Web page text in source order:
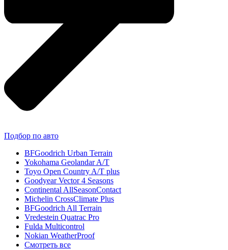
Подбор по авто
BFGoodrich Urban Terrain
Yokohama Geolandar A/T
Toyo Open Country A/T plus
Goodyear Vector 4 Seasons
Continental AllSeasonContact
Michelin CrossClimate Plus
BFGoodrich All Terrain
Vredestein Quatrac Pro
Fulda Multicontrol
Nokian WeatherProof
Смотреть все